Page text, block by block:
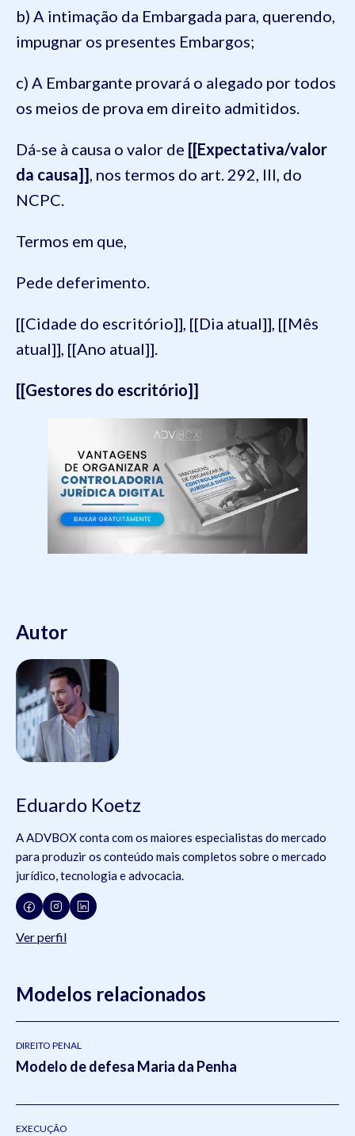
b) A intimação da Embargada para, querendo,
impugnar os presentes Embargos;
c) A Embargante provará o alegado por todos
os meios de prova em direito admitidos.
Dá-se à causa o valor de [[Expectativa/valor
da causa]] , nos termos do art. 292, III, do
NCPC.
Termos em que,
Pede deferimento.
[[Cidade do escritório]], [[Dia atual]], [[Mês
atual]], [[Ano atual]].
[[Gestores do escritório]]
Autor
Eduardo Koetz
A ADVBOX conta com os maiores especialistas do mercado
para produzir os conteúdo mais completos sobre o mercado
jurídico, tecnologia e advocacia.
Ver perfil
Modelos relacionados
DIREITO PENAL
Modelo de defesa Maria da Penha
EXECUÇÃO